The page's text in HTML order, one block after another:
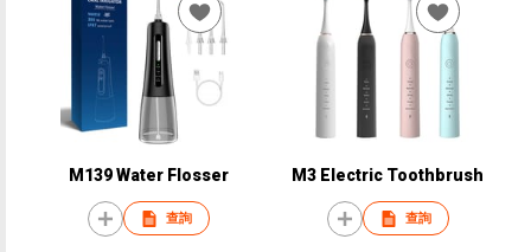
M139 Water Flosser
查詢
M3 Electric Toothbrush
查詢